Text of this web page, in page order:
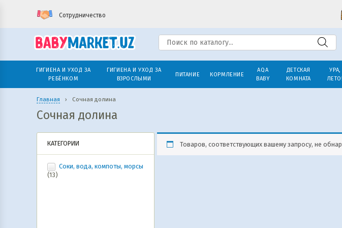
Сотрудничество
ГИГИЕНА И УХОД ЗА
РЕБЁНКОМ
ГИГИЕНА И УХОД ЗА
ВЗРОСЛЫМИ
ПИТАНИЕ КОРМЛЕНИЕ
AQA
BABY
ДЕТСКАЯ
КОМНАТА
УРА,
ЛЕТО!
Главная › Сочная долина
Сочная долина
КАТЕГОРИИ
Соки, вода, компоты, морсы
(13)
Товаров, соответствующих вашему запросу, не